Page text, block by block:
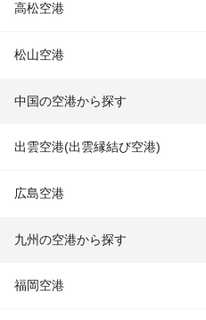
高松空港
松山空港
中国の空港から探す
出雲空港(出雲縁結び空港)
広島空港
九州の空港から探す
福岡空港